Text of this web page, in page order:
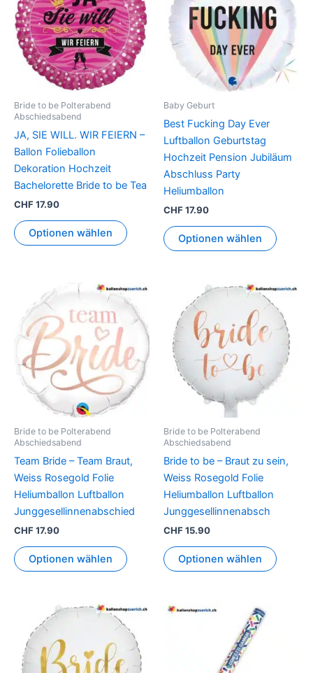
Bride to be Polterabend
Abschiedsabend
JA, SIE WILL. WIR FEIERN –
Ballon Folieballon
Dekoration Hochzeit
Bachelorette Bride to be Tea
CHF17.90
Optionen wählen
Baby Geburt
Best Fucking Day Ever
Luftballon Geburtstag
Hochzeit Pension Jubiläum
Abschluss Party
Heliumballon
CHF17.90
Optionen wählen
Bride to be Polterabend
Abschiedsabend
Team Bride – Team Braut,
Weiss Rosegold Folie
Heliumballon Luftballon
Junggesellinnenabschied
CHF17.90
Optionen wählen
Bride to be Polterabend
Abschiedsabend
Bride to be – Braut zu sein,
Weiss Rosegold Folie
Heliumballon Luftballon
Junggesellinnenabsch
CHF15.90
Optionen wählen